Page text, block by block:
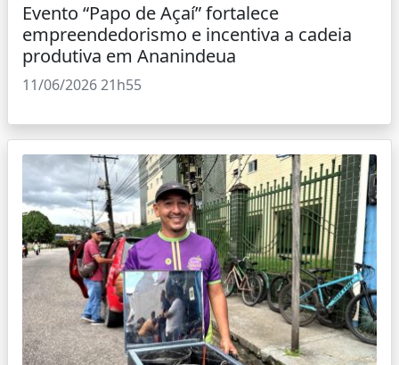
Evento “Papo de Açaí” fortalece
empreendedorismo e incentiva a cadeia
produtiva em Ananindeua
11/06/2026 21h55